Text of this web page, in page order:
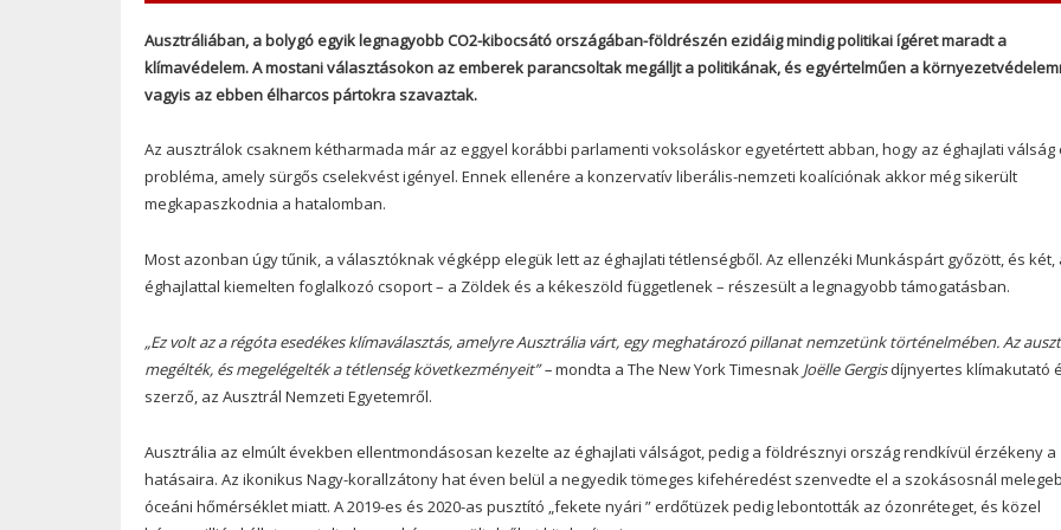
Ausztráliában, a bolygó egyik legnagyobb CO2-kibocsátó országában-földrészén ezidáig mindig politikai ígéret maradt a
klímavédelem. A mostani választásokon az emberek parancsoltak megálljt a politikának, és egyértelműen a
vagyis az ebben élharcos pártokra szavaztak.
Az ausztrálok csaknem kétharmada már az eggyel korábbi parlamenti voksoláskor egyetértett abban, hogy az éghajlati válság
probléma, amely sürgős cselekvést igényel. Ennek ellenére a konzervatív liberális-nemzeti koalíciónak akkor még sikerült
megkapaszkodnia a hatalomban.
Most azonban úgy tűnik, a választóknak végképp elegük lett az éghajlati tétlenségből. Az ellenzéki Munkáspárt győzött, és két,
éghajlattal kiemelten foglalkozó csoport – a Zöldek és a kékeszöld függetlenek – részesült a legnagyobb támogatásban.
„Ez volt az a régóta esedékes klímaválasztás, amelyre Ausztrália várt, egy meghatározó pillanat nemzetünk történelmében. Az
megélték, és megelégelték a tétlenség következményeit” –mondta a The New York Timesnak Joëlle Gergisdíjnyertes klímakutató
szerző, az Ausztrál Nemzeti Egyetemről.
Ausztrália az elmúlt években ellentmondásosan kezelte az éghajlati válságot, pedig a földrésznyi ország rendkívül érzékeny a
hatásaira. Az ikonikus Nagy-korallzátony hat éven belül a negyedik tömeges kifehéredést szenvedte el a szokásosnál
óceáni hőmérséklet miatt. A 2019-es és 2020-as pusztító „fekete nyári ” erdőtüzek pedig lebontották az ózonréteget, és közel